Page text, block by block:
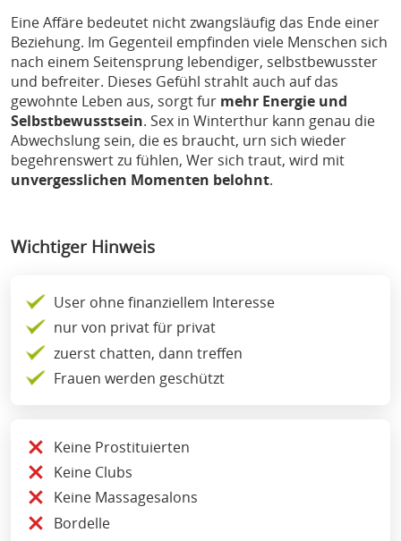
Eine Affäre bedeutet nicht zwangsläufig das Ende einer
Beziehung. Im Gegenteil empfinden viele Menschen sich
nach einem Seitensprung lebendiger, selbstbewusster
und befreiter. Dieses Gefühl strahlt auch auf das
gewohnte Leben aus, sorgt fur mehr Energie und
Selbstbewusstsein. Sex in Winterthur kann genau die
Abwechslung sein, die es braucht, urn sich wieder
begehrenswert zu fühlen, Wer sich traut, wird mit
unvergesslichen Momenten belohnt.
Wichtiger Hinweis
User ohne finanziellem Interesse
nur von privat für privat
zuerst chatten, dann treffen
Frauen werden geschützt
Keine Prostituierten
Keine Clubs
Keine Massagesalons
Bordelle